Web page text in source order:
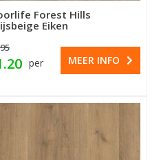
Forest Hills
Eiken
per
MEER INFO